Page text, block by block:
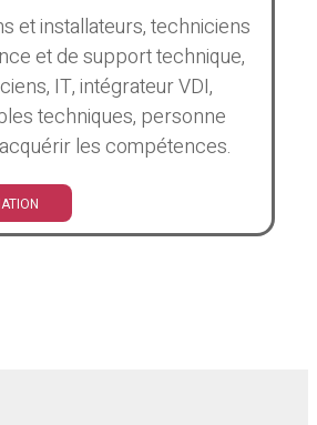
et installateurs, techniciens
et de support technique,
IT, intégrateur VDI,
techniques, personne
les compétences.